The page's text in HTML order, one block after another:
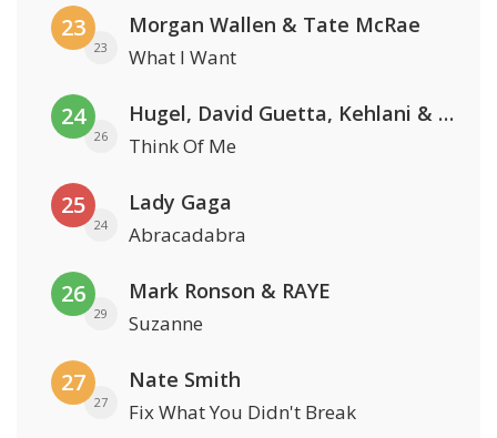
23
23
Morgan Wallen & Tate McRae
What I Want
24
26
Hugel, David Guetta, Kehlani & Daecolm
Think Of Me
25
24
Lady Gaga
Abracadabra
26
29
Mark Ronson & RAYE
Suzanne
27
27
Nate Smith
Fix What You Didn't Break